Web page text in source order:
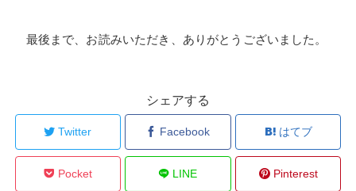
最後まで、お読みいただき、ありがとうございました。
シェアする
Twitter Facebook はてブ
Pocket LINE Pinterest